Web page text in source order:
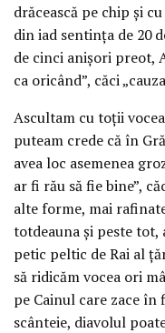
drăcească pe chip și
din iad sentința de 20
de cinci anișori preot,
ca oricând”, căci
Ascultam cu toții
puteam crede că în
avea loc asemenea
ar fi rău să fie bine”,
alte forme, mai
totdeauna și peste tot,
petic peltic de Rai al
să ridicăm vocea ori
pe Cainul care zace
scânteie, diavolul